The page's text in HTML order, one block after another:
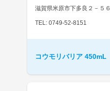
滋賀県米原市下多良２－５６
TEL: 0749-52-8151
コウモリバリア 450mL